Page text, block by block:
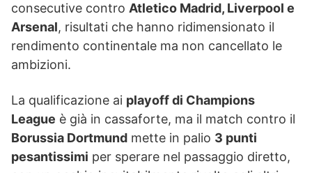
consecutive contro Atletico Madrid, Liverpool e
Arsenal, risultati che hanno ridimensionato il
rendimento continentale ma non cancellato le
ambizioni.
La qualificazione ai playoff di Champions
League è già in cassaforte, ma il match contro il
Borussia Dortmund mette in palio 3 punti
pesantissimi per sperare nel passaggio diretto,